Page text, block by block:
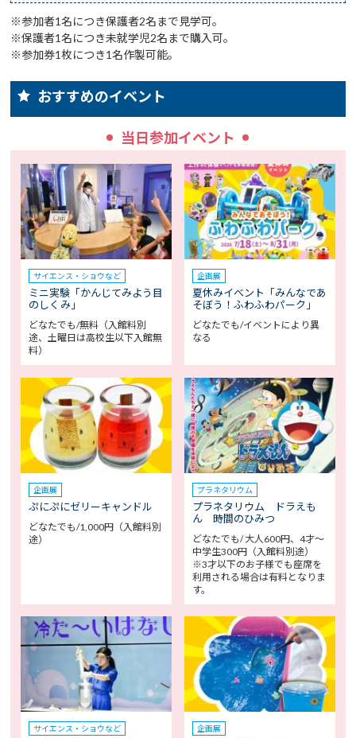
※参加者1名につき保護者2名まで見学可。
※保護者1名につき未就学児2名まで購入可。
※参加券1枚につき1名作製可能。
おすすめのイベント
当日参加イベント
サイエンス・ショウなど
ミニ実験「かんじてみよう目
のしくみ」
どなたでも/無料（入館料別
途、土曜日は高校生以下入館無
料）
企画展
夏休みイベント「みんなであ
そぼう！ふわふわパーク」
どなたでも/イベントにより異
なる
企画展
ぷにぷにゼリーキャンドル
どなたでも/1,000円（入館料別
途）
プラネタリウム
プラネタリウム ドラえも
ん 時間のひみつ
どなたでも/ 大人600円、4才～
中学生300円（入館料別途）
※3才以下のお子様でも座席を
利用される場合は有料となりま
す。
サイエンス・ショウなど 企画展